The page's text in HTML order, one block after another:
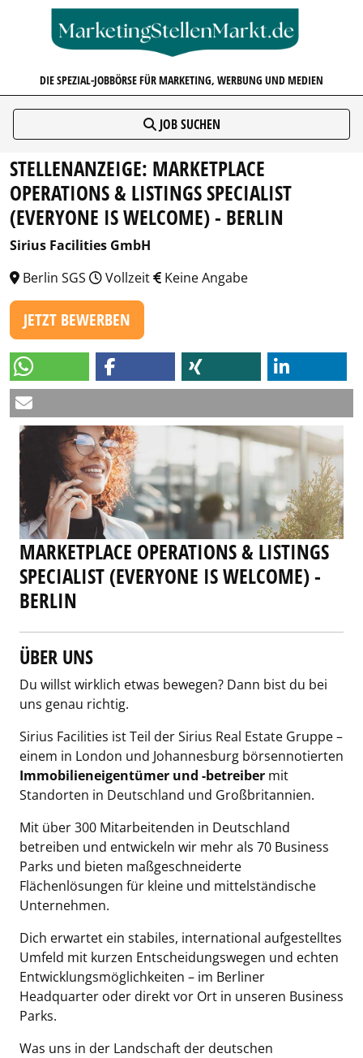
DIE SPEZIAL-JOBBÖRSE FÜR MARKETING, WERBUNG UND MEDIEN
JOB SUCHEN
STELLENANZEIGE: MARKETPLACE
OPERATIONS & LISTINGS SPECIALIST
(EVERYONE IS WELCOME) - BERLIN
Sirius Facilities GmbH
Berlin SGS
Vollzeit Keine Angabe
JETZT BEWERBEN
MARKETPLACE OPERATIONS & LISTINGS
SPECIALIST (EVERYONE IS WELCOME) -
BERLIN
ÜBER UNS
Du willst wirklich etwas bewegen? Dann bist du bei
uns genau richtig.
Sirius Facilities ist Teil der Sirius Real Estate Gruppe –
einem in London und Johannesburg börsennotierten
Immobilieneigentümer und -betreiber mit
Standorten in Deutschland und Großbritannien.
Mit über 300 Mitarbeitenden in Deutschland
betreiben und entwickeln wir mehr als 70 Business
Parks und bieten maßgeschneiderte
Flächenlösungen für kleine und mittelständische
Unternehmen.
Dich erwartet ein stabiles, international aufgestelltes
Umfeld mit kurzen Entscheidungswegen und echten
Entwicklungsmöglichkeiten – im Berliner
Headquarter oder direkt vor Ort in unseren Business
Parks.
Was uns in der Landschaft der deutschen